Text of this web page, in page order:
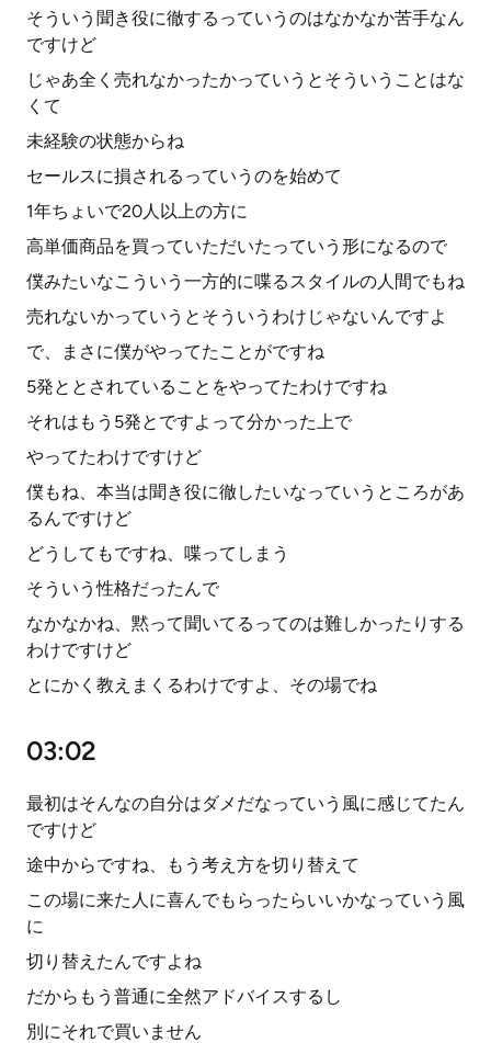
そういう聞き役に徹するっていうのはなかなか苦手なん
ですけど
じゃあ全く売れなかったかっていうとそういうことはな
くて
未経験の状態からね
セールスに損されるっていうのを始めて
1年ちょいで20人以上の方に
高単価商品を買っていただいたっていう形になるので
僕みたいなこういう一方的に喋るスタイルの人間でもね
売れないかっていうとそういうわけじゃないんですよ
で、まさに僕がやってたことがですね
5発ととされていることをやってたわけですね
それはもう5発とですよって分かった上で
やってたわけですけど
僕もね、本当は聞き役に徹したいなっていうところがあ
るんですけど
どうしてもですね、喋ってしまう
そういう性格だったんで
なかなかね、黙って聞いてるってのは難しかったりする
わけですけど
とにかく教えまくるわけですよ、その場でね
03:02
最初はそんなの自分はダメだなっていう風に感じてたん
ですけど
途中からですね、もう考え方を切り替えて
この場に来た人に喜んでもらったらいいかなっていう風
に
切り替えたんですよね
だからもう普通に全然アドバイスするし
別にそれで買いません